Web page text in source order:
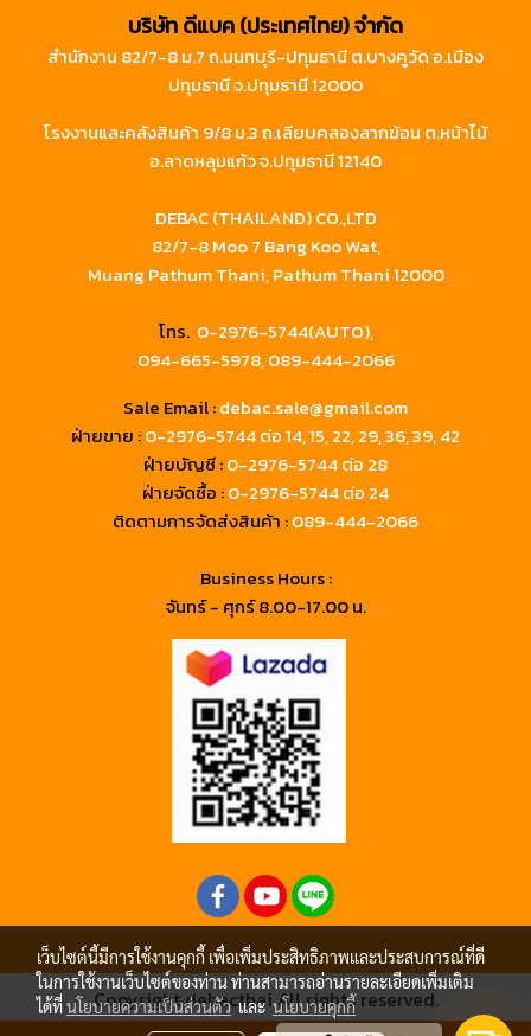
บริษัท ดีแบค (ประเทศไทย) จำกัด
สำนักงาน 82/7-8 ม.7 ถ.นนทบุรี-ปทุมธานี ต.บางคูวัด อ.เมือง
ปทุมธานี จ.ปทุมธานี 12000
โรงงานและคลังสินค้า 9/8 ม.3 ถ.เลียบคลองลากฆ้อน ต.หน้าไม้
อ.ลาดหลุมแก้ว จ.ปทุมธานี 12140
DEBAC (THAILAND) CO.,LTD
82/7-8 Moo 7 Bang Koo Wat,
Muang Pathum Thani, Pathum Thani 12000
โทร. 0-2976-5744(AUTO),
094-665-5978,089-444-2066
Sale Email :debac.sale@gmail.com
ฝ่ายขาย :0-2976-5744ต่อ 14, 15, 22, 29, 36, 39, 42
ฝ่ายบัญชี :0-2976-5744 ต่อ 28
ฝ่ายจัดซื้อ :0-2976-5744 ต่อ 24
ติดตามการจัดส่งสินค้า :089-444-2066
Business Hours :
จันทร์ - ศุกร์ 8.00-17.00 น.
Copyright debacthai All rights reserved.
เว็บไซต์นี้มีการใช้งานคุกกี้ เพื่อเพิ่มประสิทธิภาพและประสบการณ์ที่ดี
ในการใช้งานเว็บไซต์ของท่าน ท่านสามารถอ่านรายละเอียดเพิ่มเติม
ได้ที่นโยบายความเป็นส่วนตัวและนโยบายคุกกี้